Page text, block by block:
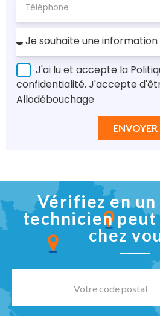
J'ai lu et accepte la
confidentialité. J'accepte
Allodébouchage
ENVOYER
Vérifiez en un
technicien
chez